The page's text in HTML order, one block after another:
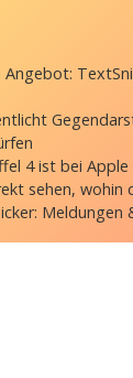
4 ist bei
sehen, wohin
Meldungen